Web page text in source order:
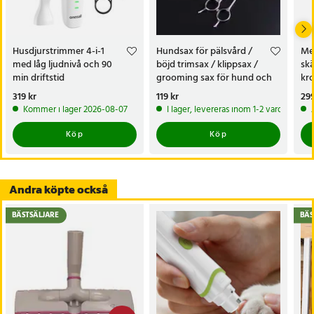
vilket ger en komplett lösning för päls- och kloklippning. Perfekt
för regelbunden skötsel i hemmet.
Allt du behöver för smidig pälsvård
Kombinationen av kraftfull trimmer, justerbara tillbehör och lång
batteritid gör Extralink Pets husdjurstrimmer till ett praktiskt
verktyg för både små och stora husdjur.
Specifikation
- Batteritid: Upp till 240 minuter
- Distanskammar: 3 mm, 6 mm, 9 mm, 12 mm
- Blad: Keramik och titan
- Tillbehör: Kam, sax, nagelfil, laddare
128176
Husdjurstrimmer 4-i-1
med låg ljudnivå och 90
min driftstid
Pris:319 kr
319 kr
Kommer i lager 2026-08-07
Köp
Hundsax för pälsvård /
böjd trimsax / klippsax /
grooming sax för hund och
katt / pälsdjurssax
Pris:119 kr
119 kr
I lager, levereras inom 1-2 vardagar
Köp
Andra köpte också
BÄSTSÄLJARE